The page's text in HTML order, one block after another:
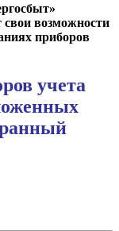
свои возможности
приборов
учета